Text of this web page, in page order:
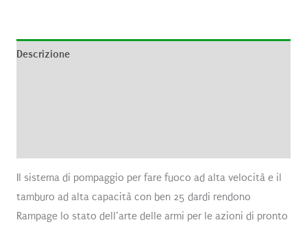
Descrizione
Il sistema di pompaggio per fare fuoco ad alta velocità e il
tamburo ad alta capacità con ben 25 dardi rendono
Rampage lo stato dell’arte delle armi per le azioni di pronto